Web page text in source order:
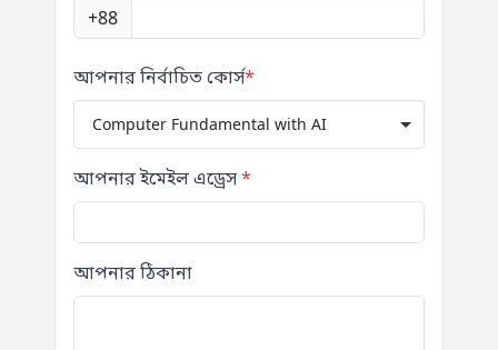
+88
আপনার নির্বাচিত কোর্স*
Computer Fundamental with AI
আপনার ইমেইল এড্রেস*
আপনার ঠিকানা